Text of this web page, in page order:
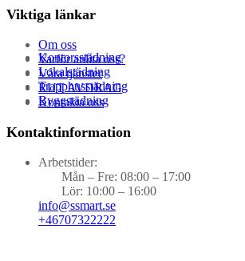
Kontorsstädning
Lokalstädning
Trapphusstädning
Byggstädning
Viktiga länkar
Om oss
Varför anlita oss?
Våra tjänster
RUT AVDRAG
Kontakta oss
Kontaktinformation
Arbetstider:
Mån – Fre: 08:00 – 17:00
Lör: 10:00 – 16:00
info@ssmart.se
+46707322222